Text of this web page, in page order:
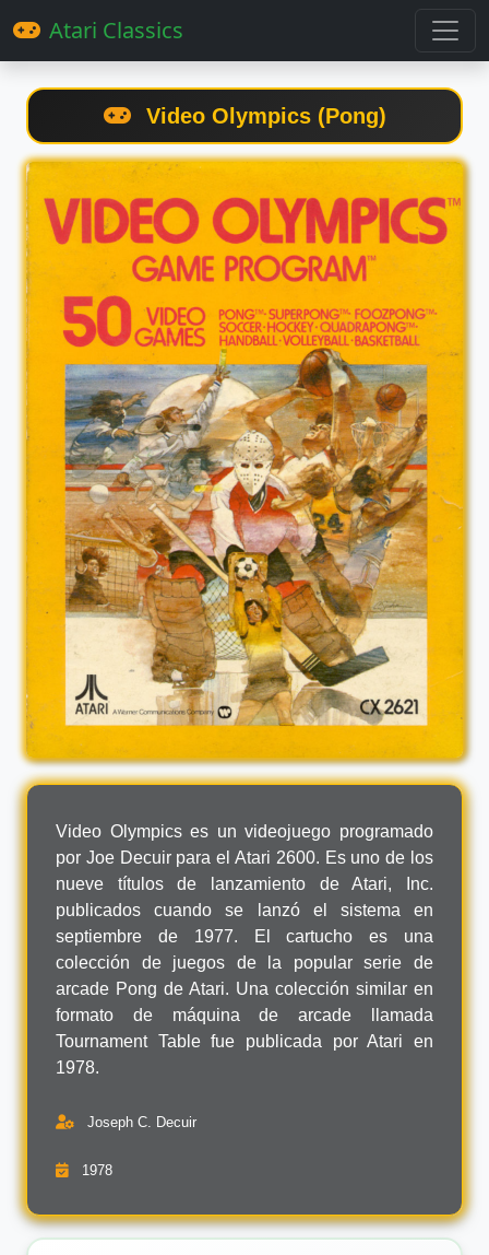
Atari Classics
Video Olympics (Pong)
Video Olympics es un videojuego programado
por Joe Decuir para el Atari 2600. Es uno de los
nueve títulos de lanzamiento de Atari, Inc.
publicados cuando se lanzó el sistema en
septiembre de 1977. El cartucho es una
colección de juegos de la popular serie de
arcade Pong de Atari. Una colección similar en
formato de máquina de arcade llamada
Tournament Table fue publicada por Atari en
1978.
Joseph C. Decuir
1978